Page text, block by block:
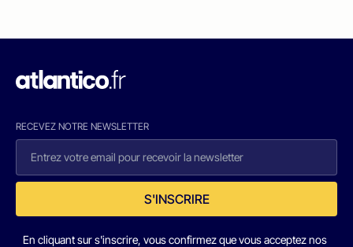
RECEVEZ NOTRE NEWSLETTER
S'INSCRIRE
En cliquant sur s'inscrire, vous confirmez que vous acceptez nos